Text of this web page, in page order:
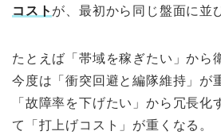
コスト が、最初から同じ盤面に並
たとえば「帯域を稼ぎたい」から
今度は「衝突回避と編隊維持」が
「故障率を下げたい」から冗長化
て「打上げコスト」が重くなる。